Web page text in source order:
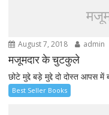
August 7, 2018 admin
मजूमदार के चुटकुले
छोटे मुद्दे बड़े मुद्दे दो दोस्त आपस में
Best Seller Books